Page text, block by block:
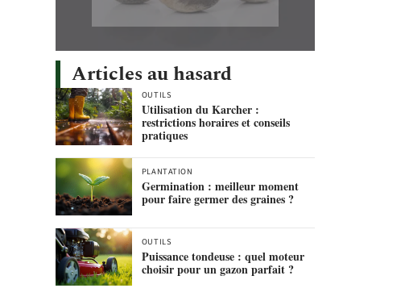
Articles au hasard
OUTILS
Utilisation du Karcher :
restrictions horaires et conseils
pratiques
PLANTATION
Germination : meilleur moment
pour faire germer des graines ?
OUTILS
Puissance tondeuse : quel moteur
choisir pour un gazon parfait ?